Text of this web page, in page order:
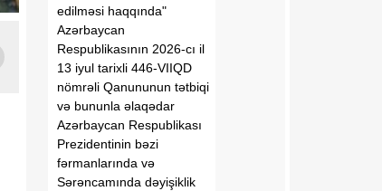
edilməsi haqqında"
Azərbaycan
Respublikasının 2026-cı il
13 iyul tarixli 446-VIIQD
nömrəli Qanununun tətbiqi
və bununla əlaqədar
Azərbaycan Respublikası
Prezidentinin bəzi
fərmanlarında və
Sərəncamında dəyişiklik